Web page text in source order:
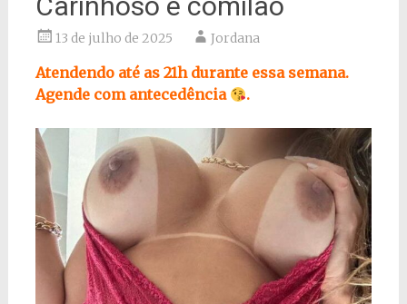
13 de julho de 2025 Jordana
Atendendo até as 21h durante essa semana.
Agende com antecedência
.